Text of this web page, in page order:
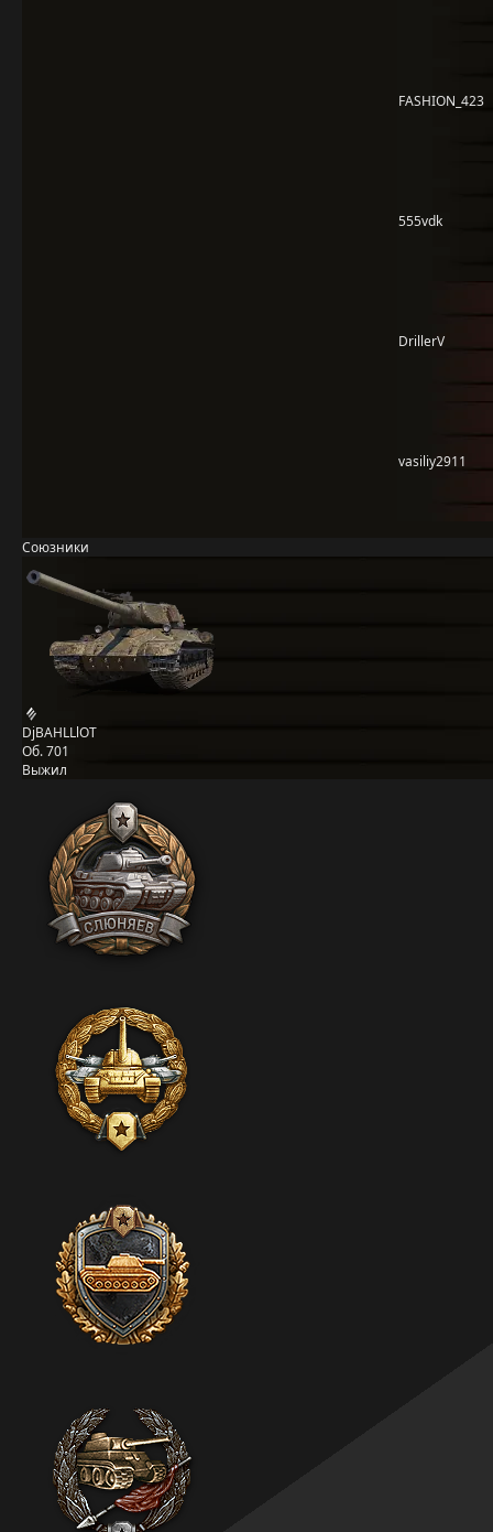
FASHION_423
555vdk
DrillerV
vasiliy2911
Союзники
DjBAHLLlOT
Об. 701
Выжил